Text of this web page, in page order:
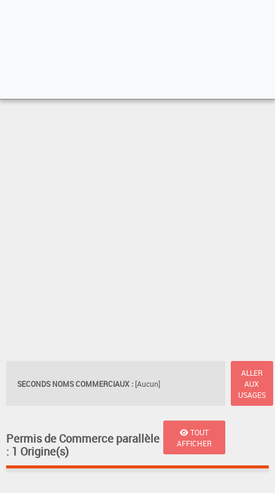
SECONDS NOMS COMMERCIAUX : [Aucun]
ALLER
AUX
USAGES
Permis de Commerce parallèle
: 1 Origine(s)
TOUT
AFFICHER